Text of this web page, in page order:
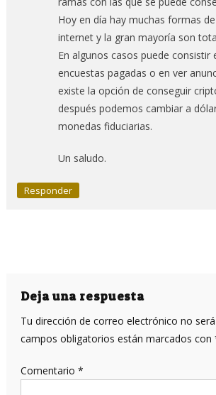
Hoy en día hay muchas formas
internet y la gran mayoría son
En algunos casos puede consistir
encuestas pagadas o en ver
existe la opción de conseguir
después podemos cambiar a
monedas fiduciarias.
Un saludo.
Responder
Deja una respuesta
Tu dirección de correo electrónico no
campos obligatorios están marcados con
Comentario *